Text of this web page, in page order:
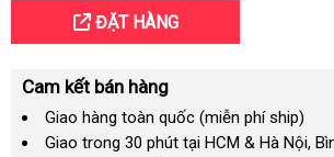
ĐẶT HÀNG
Cam kết bán hàng
Giao hàng toàn quốc (miễn phí ship)
Giao trong 30 phút tại HCM & Hà Nội,